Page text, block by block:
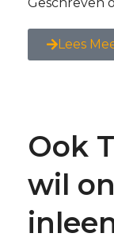
Lees
Ook
wil